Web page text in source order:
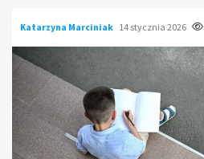
Katarzyna Marciniak 14 stycznia 2026